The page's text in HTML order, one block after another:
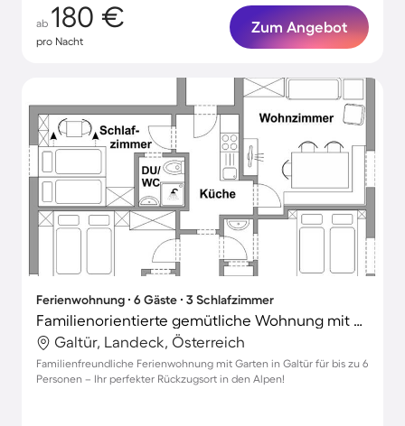
ab 180 €
pro Nacht
Zum Angebot
Ferienwohnung ∙ 6 Gäste ∙ 3 Schlafzimmer
Familienorientierte gemütliche Wohnung mit Terrasse und Garten
Galtür, Landeck, Österreich
Familienfreundliche Ferienwohnung mit Garten in Galtür für bis zu 6
Personen – Ihr perfekter Rückzugsort in den Alpen!